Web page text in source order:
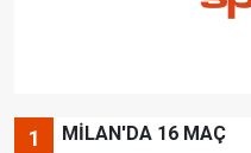
1 MİLAN'DA 16 MAÇ